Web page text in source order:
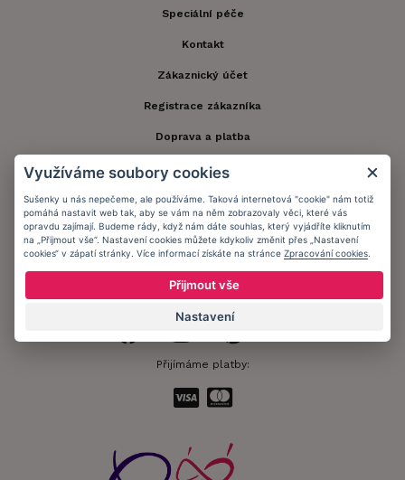
Speciální péče
Kontakt
Zákaznický účet
Registrace zákazníka
Doprava a platba
Obchodní podmínky
Ochrana osobních údajů
Informační memorandum
Zůstaňte s námi v kontaktu.
Přijímáme platby:
Využíváme soubory cookies
Sušenky u nás nepečeme, ale používáme. Taková internetová "cookie" nám totiž
pomáhá nastavit web tak, aby se vám na něm zobrazovaly věci, které vás
opravdu zajímají. Budeme rády, když nám dáte souhlas, který vyjádříte kliknutím
na „Přijmout vše“. Nastavení cookies můžete kdykoliv změnit přes „Nastavení
cookies“ v zápatí stránky. Více informací získáte na stránce Zpracování cookies
Přijmout vše
Nastavení